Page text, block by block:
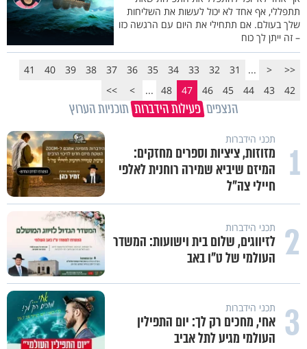
תתפללי, אף אחד לא יכול לעשות את השליחות
שלך בעולם. אם תתחילי את היום עם הרגשה כזו
– זה ייתן לך כוח
<<
<
...
31
32
33
34
35
36
37
38
39
40
41
42
43
44
45
46
47
48
...
>
>>
הנצפים פעילות הידברות תוכניות הערוץ
1 תכני הידברות
מזוזות, ציציות וספרים מחזקים:
המיזם שיביא שמירה רוחנית לאלפי
חיילי צה"ל
2 תכני הידברות
לזיווגים, שלום בית וישועות: המשדר
העולמי של ט"ו באב
3 תכני הידברות
אחי, מחכים רק לך: יום התפילין
העולמי מגיע לתל אביב